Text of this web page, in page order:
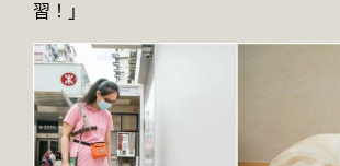
習！」